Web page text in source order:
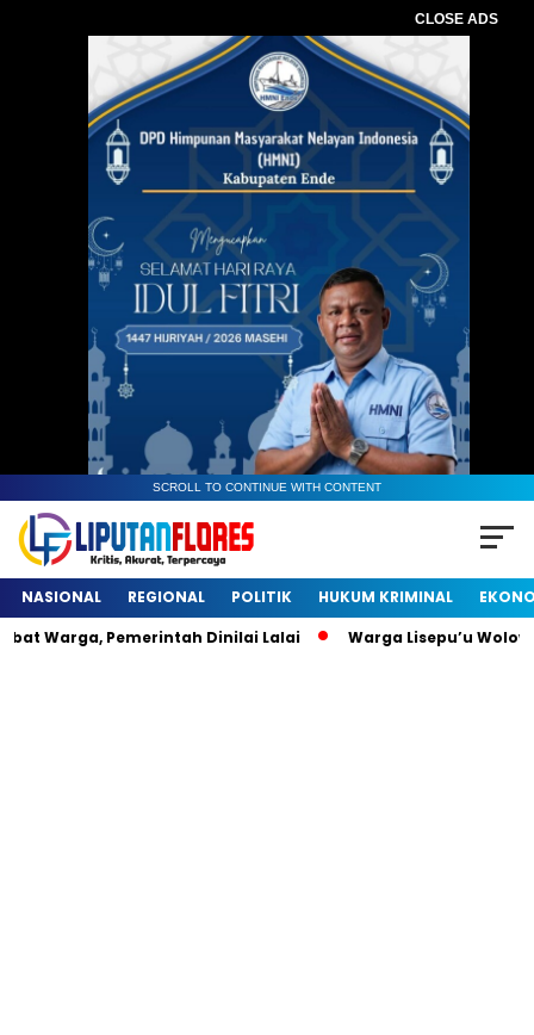
CLOSE ADS
SCROLL TO CONTINUE WITH CONTENT
NASIONAL REGIONAL POLITIK HUKUM KRIMINAL
Warga, Pemerintah Dinilai Lalai
Warga Lisepu’u